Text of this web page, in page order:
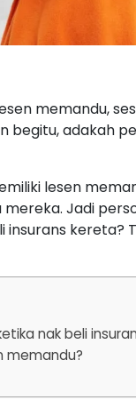
memandu,
begitu, adakah
lesen
Jadi
kereta?
nak beli
memandu?